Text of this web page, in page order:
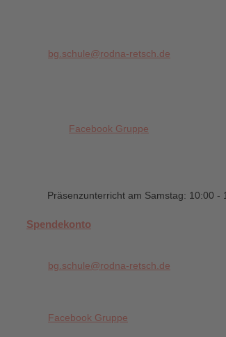
bg.schule@rodna-retsch.de
Facebook Gruppe
Präsenzunterricht am Samstag: 10:00 -
Spendekonto
bg.schule@rodna-retsch.de
Facebook Gruppe